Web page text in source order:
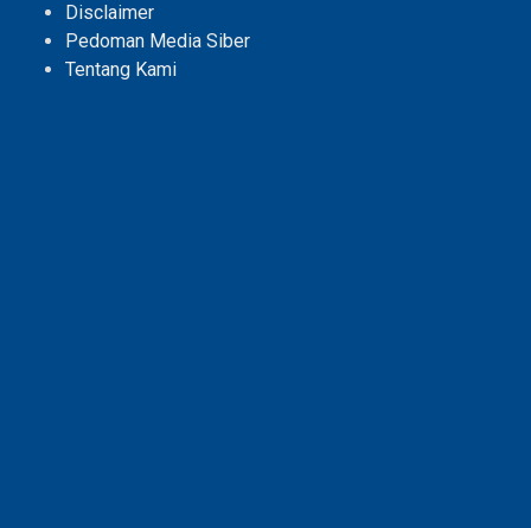
Disclaimer
Pedoman Media Siber
Tentang Kami